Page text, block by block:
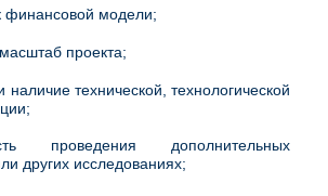
финансовой модели;
проекта;
наличие технической, технологической
проведения дополнительных
других исследованиях;